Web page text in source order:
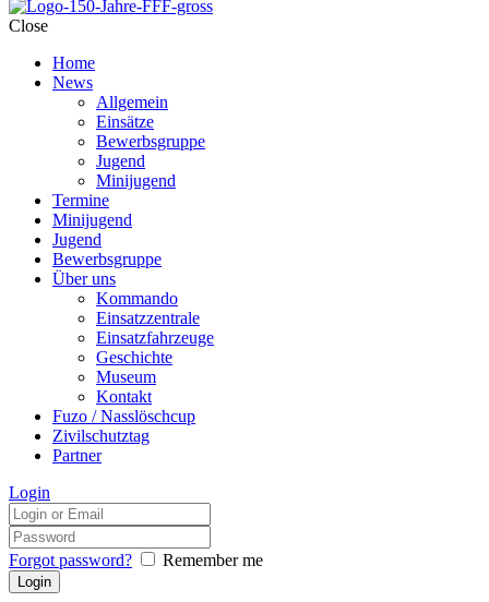
Close
Home
News
Allgemein
Einsätze
Bewerbsgruppe
Jugend
Minijugend
Termine
Minijugend
Jugend
Bewerbsgruppe
Über uns
Kommando
Einsatzzentrale
Einsatzfahrzeuge
Geschichte
Museum
Kontakt
Fuzo / Nasslöschcup
Zivilschutztag
Partner
Login
Forgot password? Remember me